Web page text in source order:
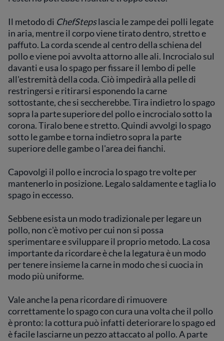
Il metodo di ChefStepslascia le zampe dei polli legate
in aria, mentre il corpo viene tirato dentro, stretto e
paffuto. La corda scende al centro della schiena del
pollo e viene poi avvolta attorno alle ali. Incrocialo sul
davanti e usa lo spago per fissare il lembo di pelle
all'estremità della coda. Ciò impedirà alla pelle di
restringersi e ritirarsi esponendo la carne
sottostante, che si seccherebbe. Tira indietro lo spago
sopra la parte superiore del pollo e incrocialo sotto la
corona. Tiralo bene e stretto. Quindi avvolgi lo spago
sotto le gambe e torna indietro sopra la parte
superiore delle gambe o l'area dei fianchi.
Capovolgi il pollo e incrocia lo spago tre volte per
mantenerlo in posizione. Legalo saldamente e taglia lo
spago in eccesso.
Sebbene esista un modo tradizionale per legare un
pollo, non c'è motivo per cui non si possa
sperimentare e sviluppare il proprio metodo. La cosa
importante da ricordare è che la legatura è un modo
per tenere insieme la carne in modo che si cuocia in
modo più uniforme.
Vale anche la pena ricordare di rimuovere
correttamente lo spago con cura una volta che il pollo
è pronto: la cottura può infatti deteriorare lo spago ed
è facile lasciarne un pezzo attaccato al pollo. A parte